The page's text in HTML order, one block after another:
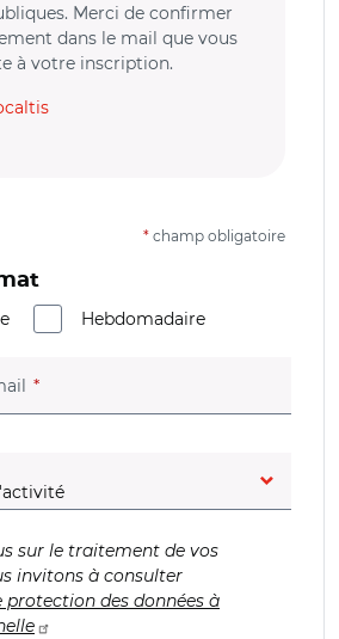
Merci de confirmer
dans le mail que vous
à votre inscription.
* champ obligatoire
Hebdomadaire
(champ obligatoire)
sur le traitement de vos
invitons à consulter
protection des données à